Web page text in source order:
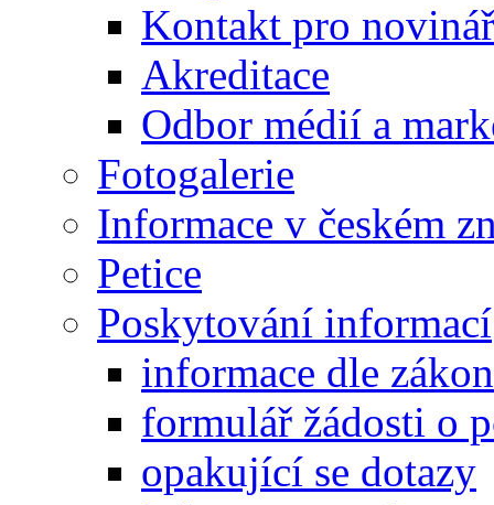
Kontakt pro
Akreditace
Odbor médií a
Fotogalerie
Informace v českém
Petice
Poskytování informací
informace dle
formulář žádosti o
opakující se dotazy